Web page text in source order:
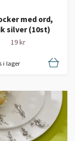
med ord,
silver (10st)
19 kr
i lager